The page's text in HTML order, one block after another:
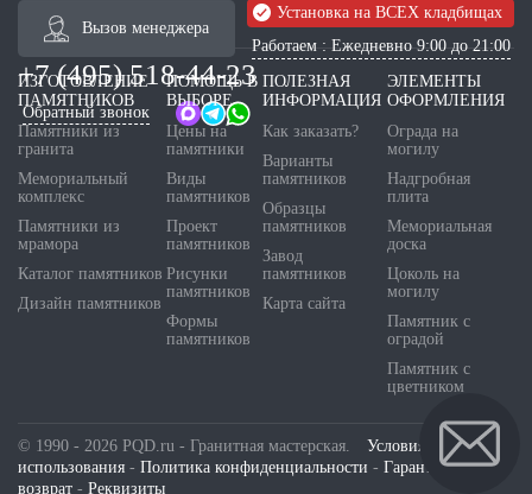
Вызов менеджера
Установка на ВСЕХ кладбищах
Работаем : Ежедневно 9:00 до 21:00
+7 (495) 518-44-23
Обратный звонок
ИЗГОТОВЛЕНИЕ
ПАМЯТНИКОВ
Памятники из
гранита
Мемориальный
комплекс
Памятники из
мрамора
Каталог памятников
Дизайн памятников
ПОМОЩЬ В
ВЫБОРЕ
Цены на
памятники
Виды
памятников
Проект
памятников
Рисунки
памятников
Формы
памятников
ПОЛЕЗНАЯ
ИНФОРМАЦИЯ
Как заказать?
Варианты
памятников
Образцы
памятников
Завод
памятников
Карта сайта
ЭЛЕМЕНТЫ
ОФОРМЛЕНИЯ
Ограда на
могилу
Надгробная
плита
Мемориальная
доска
Цоколь на
могилу
Памятник с
оградой
Памятник с
цветником
© 1990 - 2026 PQD.ru - Гранитная мастерская. Условия
использования - Политика конфиденциальности - Гарантия и
возврат - Реквизиты